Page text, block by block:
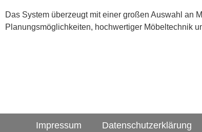
Das System überzeugt mit einer großen Auswahl an
Planungsmöglichkeiten, hochwertiger Möbeltechnik
Impressum Datenschutzerklärung